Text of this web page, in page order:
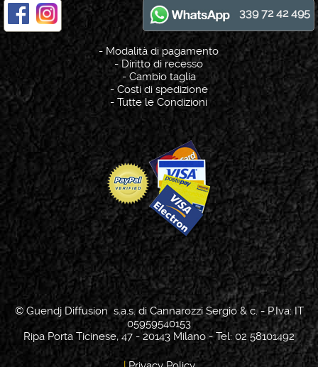
339 72 42 495
- Modalità di pagamento
-Diritto di recesso
- Cambio taglia
-Costi di spedizione
-Tutte le Condizioni
© Guendj Diffusion s.a.s. di Cannarozzi Sergio & c. - P.Iva: IT
05959540153
Ripa Porta Ticinese, 47 - 20143 Milano - Tel: 02 58101492